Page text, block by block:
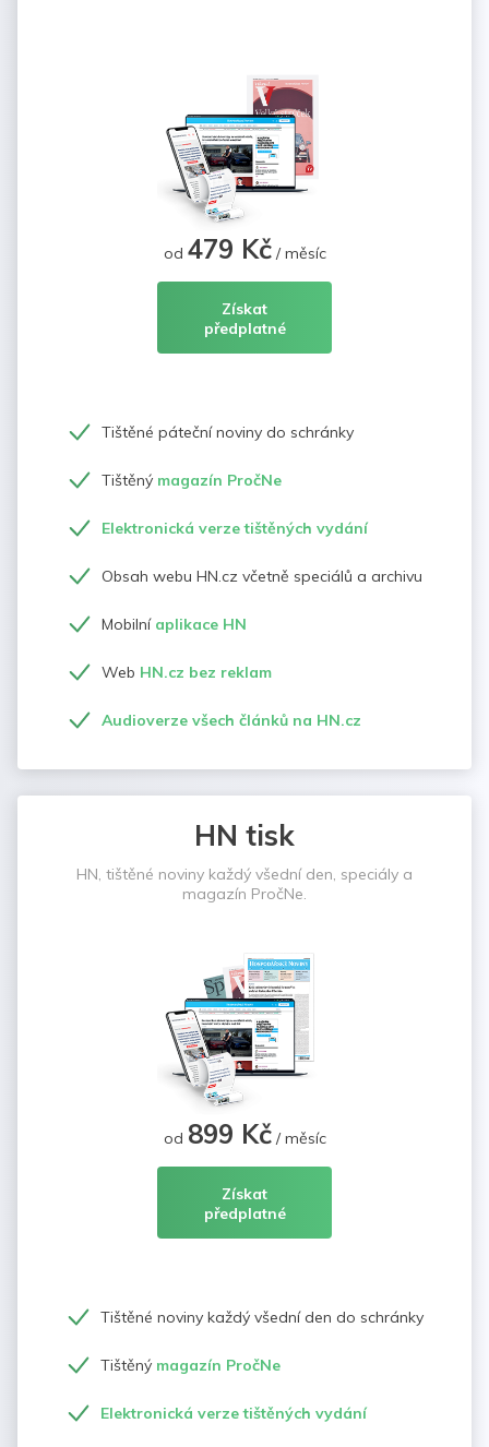
od 479 Kč/ měsíc
Získat
předplatné
Tištěné páteční noviny do schránky
Tištěný magazín PročNe
Elektronická verze tištěných vydání
Obsah webu HN.cz včetně speciálů a archivu
Mobilní aplikace HN
Web HN.cz bez reklam
Audioverze všech článků na HN.cz
HN tisk
HN, tištěné noviny každý všední den, speciály a
magazín PročNe.
od 899 Kč/ měsíc
Získat
předplatné
Tištěné noviny každý všední den do schránky
Tištěný magazín PročNe
Elektronická verze tištěných vydání